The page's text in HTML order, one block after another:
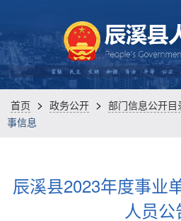
首页 > 政务公开 > 部门信息公开目
事信息
辰溪县2023年度事业
人员公